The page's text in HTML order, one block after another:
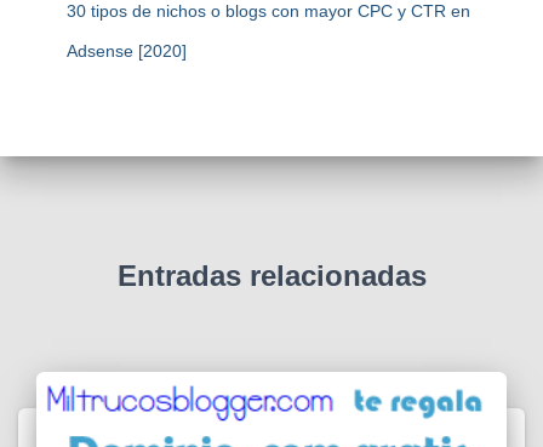
30 tipos de nichos o blogs con mayor CPC y CTR en
Adsense [2020]
Entradas relacionadas